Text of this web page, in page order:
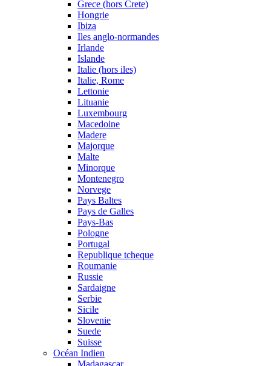
Grece (hors Crete)
Hongrie
Ibiza
Iles anglo-normandes
Irlande
Islande
Italie (hors iles)
Italie, Rome
Lettonie
Lituanie
Luxembourg
Macedoine
Madere
Majorque
Malte
Minorque
Montenegro
Norvege
Pays Baltes
Pays de Galles
Pays-Bas
Pologne
Portugal
Republique tcheque
Roumanie
Russie
Sardaigne
Serbie
Sicile
Slovenie
Suede
Suisse
Océan Indien
Madagascar